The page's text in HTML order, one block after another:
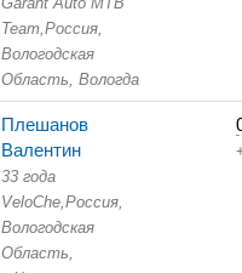
Team,Россия,
Вологодская
Область, Вологда
Плешанов
Валентин
33 года
VeloChe,Россия,
Вологодская
Область,